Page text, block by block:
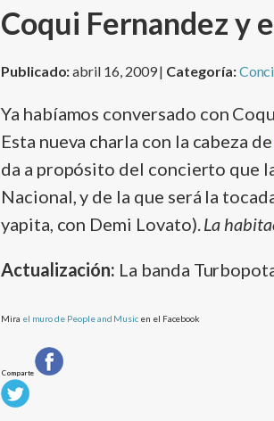
Coqui Fernandez y
Publicado:abril 16, 2009 | Categoría:
Ya habí­amos conversado con
Esta nueva charla con la cabeza de
da a propósito del concierto que
Nacional, y de la que será la
yapita, con Demi Lovato).La
Actualización: La banda
Mira el muro de People and Music en el Facebook
Comparte